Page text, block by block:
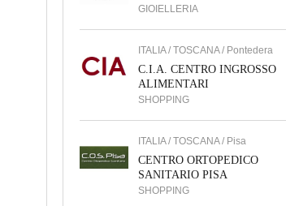
GIOIELLERIA
ITALIA / TOSCANA / Pontedera
C.I.A. CENTRO INGROSSO
ALIMENTARI
SHOPPING
ITALIA / TOSCANA / Pisa
CENTRO ORTOPEDICO
SANITARIO PISA
SHOPPING